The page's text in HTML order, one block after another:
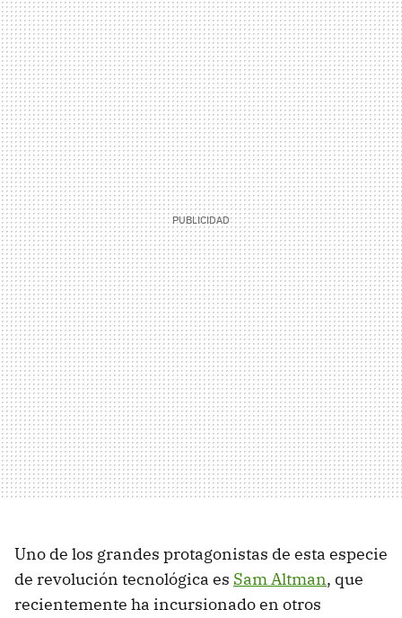
Uno de los grandes protagonistas de esta especie
de revolución tecnológica es Sam Altman, que
recientemente ha incursionado en otros